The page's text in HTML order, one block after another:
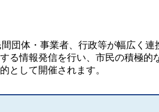
団体・事業者、行政等が幅広く連
る情報発信を行い、市民の積極的
として開催されます。